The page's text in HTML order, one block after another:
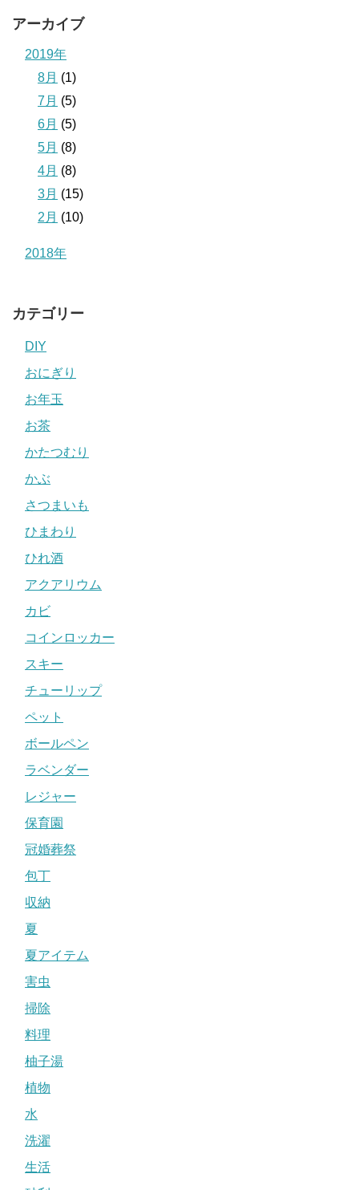
アーカイブ
2019年
8月 (1)
7月 (5)
6月 (5)
5月 (8)
4月 (8)
3月 (15)
2月 (10)
2018年
カテゴリー
DIY
おにぎり
お年玉
お茶
かたつむり
かぶ
さつまいも
ひまわり
ひれ酒
アクアリウム
カビ
コインロッカー
スキー
チューリップ
ペット
ボールペン
ラベンダー
レジャー
保育園
冠婚葬祭
包丁
収納
夏
夏アイテム
害虫
掃除
料理
柚子湯
植物
水
洗濯
生活